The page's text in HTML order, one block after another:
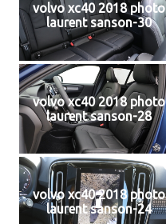
volvo xc40 2018 photo
laurent sanson-30
volvo xc40 2018 photo
laurent sanson-28
volvo xc40 2018 photo
laurent sanson-24